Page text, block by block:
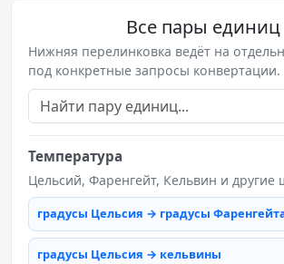
Все пары единиц
Нижняя перелинковка ведёт на
под конкретные запросы конвертации.
Температура
Цельсий, Фаренгейт, Кельвин и другие
градусы Цельсия → градусы
градусы Цельсия → кельвины